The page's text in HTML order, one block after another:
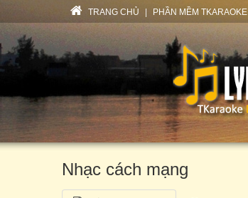
TRANG CHỦ PHẦN MỀM TKARAOKE
Nhạc cách mạng